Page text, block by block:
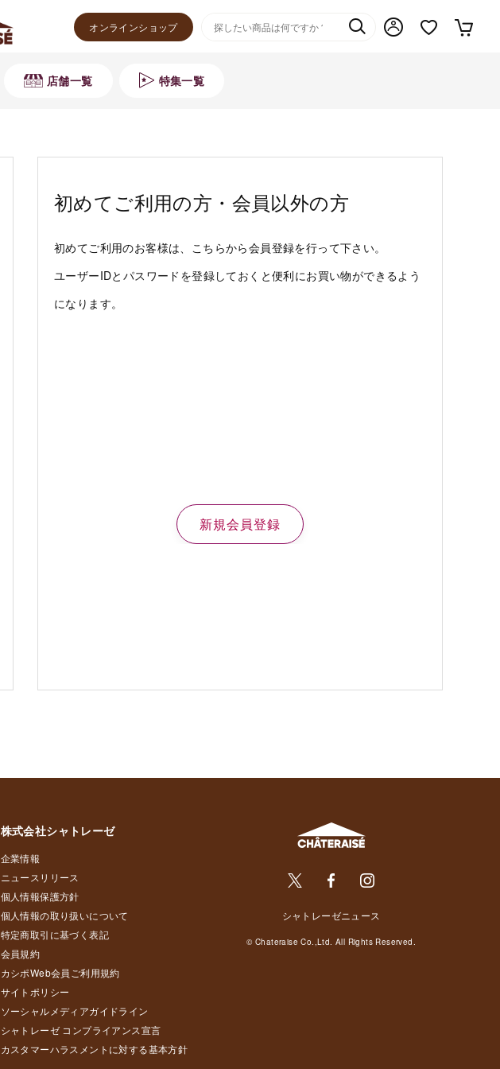
オンラインショップ
店舗一覧 特集一覧
初めてご利用の方・会員以外の方
初めてご利用のお客様は、こちらから会員登録を行って下さい。
ユーザーIDとパスワードを登録しておくと便利にお買い物ができるよう
になります。
株式会社シャトレーゼ
企業情報
ニュースリリース
個人情報保護方針
個人情報の取り扱いについて
特定商取引に基づく表記
会員規約
カシポWeb会員ご利用規約
サイトポリシー
ソーシャルメディアガイドライン
シャトレーゼ コンプライアンス宣言
カスタマーハラスメントに対する基本方針
シャトレーゼニュース
© Chateraise Co.,Ltd. All Rights Reserved.